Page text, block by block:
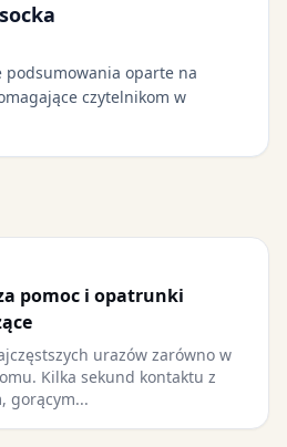
podsumowania oparte na
czytelnikom w
pomoc i opatrunki
urazów zarówno w
Kilka sekund kontaktu z
gorącym...